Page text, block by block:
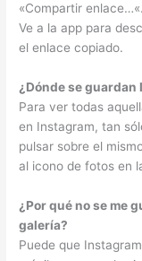
«Compartir
Ve a la app para
el enlace copiado.
¿Dónde se guardan
Para ver todas
en Instagram, tan
pulsar sobre el
al icono de fotos en
¿Por qué no se me
galería?
Puede que